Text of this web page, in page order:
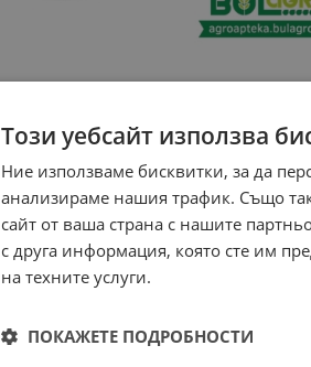
Този уебсайт използва
Ние използваме бисквитки, за да
анализираме нашия трафик. Също
сайт от ваша страна с нашите
с друга информация, която сте им
на техните услуги.
ПОКАЖЕТЕ ПОДРОБНОСТИ